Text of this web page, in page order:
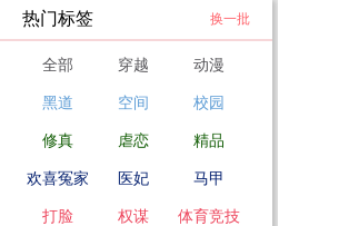
热门标签 换一批
全部 穿越 动漫
黑道 空间 校园
修真 虐恋 精品
欢喜冤家 医妃 马甲
打脸 权谋 体育竞技